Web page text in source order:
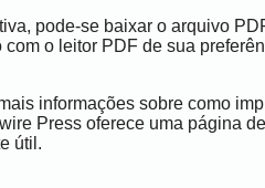
pode-se baixar o arquivo
com o leitor PDF de sua
informações sobre como
Press oferece uma página
útil.